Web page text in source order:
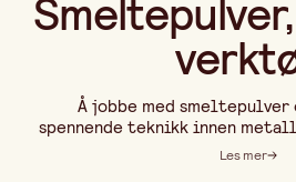
Å jobbe med smeltepulver
spennende teknikk innen
og glans kombineres
Les mer